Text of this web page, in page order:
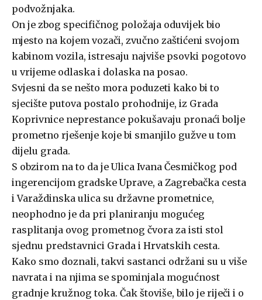
podvožnjaka.
On je zbog specifičnog položaja oduvijek bio
mjesto na kojem vozači, zvučno zaštićeni svojom
kabinom vozila, istresaju najviše psovki pogotovo
u vrijeme odlaska i dolaska na posao.
Svjesni da se nešto mora poduzeti kako bi to
sjecište putova postalo prohodnije, iz Grada
Koprivnice neprestance pokušavaju pronaći bolje
prometno rješenje koje bi smanjilo gužve u tom
dijelu grada.
S obzirom na to da je Ulica Ivana Česmičkog pod
ingerencijom gradske Uprave, a Zagrebačka cesta
i Varaždinska ulica su državne prometnice,
neophodno je da pri planiranju mogućeg
rasplitanja ovog prometnog čvora za isti stol
sjednu predstavnici Grada i Hrvatskih cesta.
Kako smo doznali, takvi sastanci održani su u više
navrata i na njima se spominjala mogućnost
gradnje kružnog toka. Čak štoviše, bilo je riječi i o